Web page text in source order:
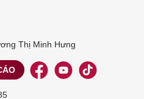
Thị Minh Hưng